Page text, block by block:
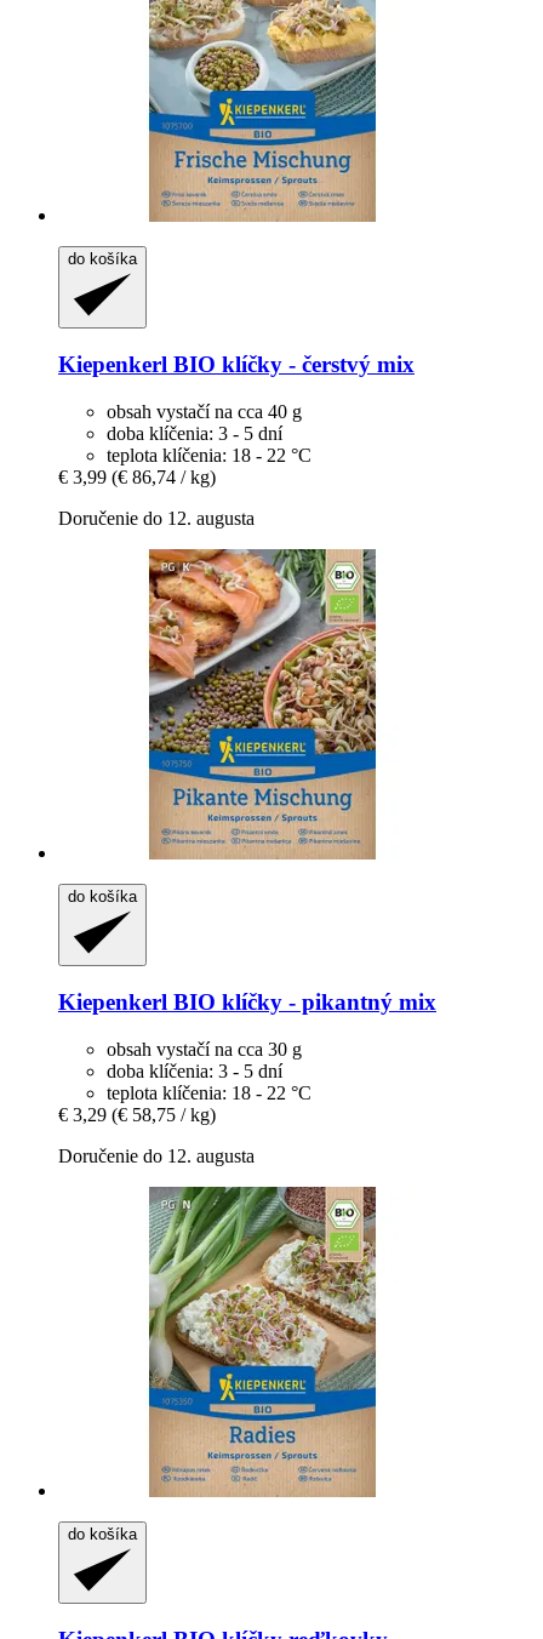
do košíka
Kiepenkerl BIO klíčky -​ čerstvý mix
obsah vystačí na cca 40 g
doba klíčenia: 3 - 5 dní
teplota klíčenia: 18 - 22 °C
€ 3,99 (€ 86,74 / kg)
Doručenie do 12. augusta
do košíka
Kiepenkerl BIO klíčky -​ pikantný mix
obsah vystačí na cca 30 g
doba klíčenia: 3 - 5 dní
teplota klíčenia: 18 - 22 °C
€ 3,29 (€ 58,75 / kg)
Doručenie do 12. augusta
do košíka